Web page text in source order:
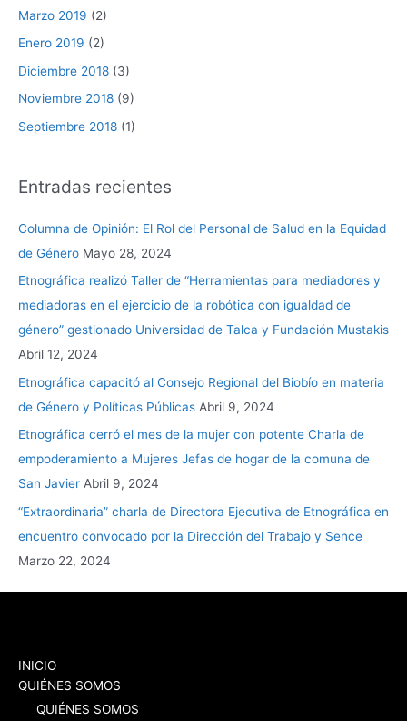
Marzo 2019 (2)
Enero 2019 (2)
Diciembre 2018 (3)
Noviembre 2018 (9)
Septiembre 2018 (1)
Entradas recientes
Columna de Opinión: El Rol del Personal de Salud en la Equidad
de Género Mayo 28, 2024
Etnográfica realizó Taller de “Herramientas para mediadores y
mediadoras en el ejercicio de la robótica con igualdad de
género” gestionado Universidad de Talca y Fundación Mustakis
Abril 12, 2024
Etnográfica capacitó al Consejo Regional del Biobío en materia
de Género y Políticas Públicas Abril 9, 2024
Etnográfica cerró el mes de la mujer con potente Charla de
empoderamiento a Mujeres Jefas de hogar de la comuna de
San Javier Abril 9, 2024
“Extraordinaria” charla de Directora Ejecutiva de Etnográfica en
encuentro convocado por la Dirección del Trabajo y Sence
Marzo 22, 2024
INICIO
QUIÉNES SOMOS
QUIÉNES SOMOS